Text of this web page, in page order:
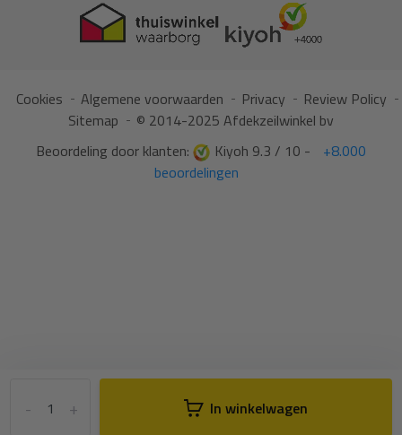
+
- In winkelwagen
Cookies Algemene voorwaarden Privacy
Review Policy
Sitemap
© 2014-2025 Afdekzeilwinkel bv
Beoordeling door klanten:
Kiyoh 9.3 / 10 -
+8.000
beoordelingen